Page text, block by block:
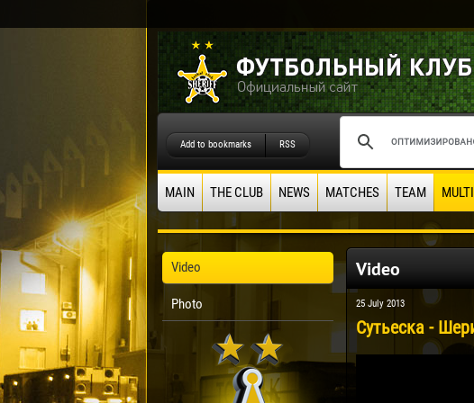
Add to bookmarks RSS
MAIN THE CLUB NEWS MATCHES TEAM
Video
Photo
Video
25 July 2013
Сутьеска -